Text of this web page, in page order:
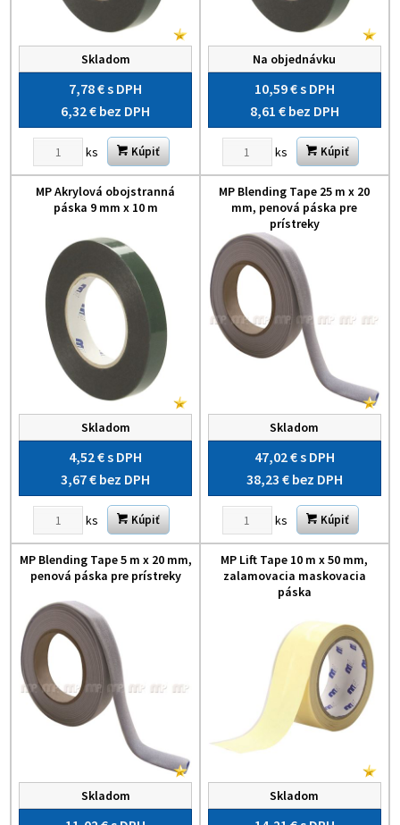
Skladom
7,78 €s DPH
6,32 € bez DPH
ks Kúpiť
Na objednávku
10,59 €s DPH
8,61 € bez DPH
ks Kúpiť
MP Akrylová obojstranná
páska 9 mm x 10 m
Skladom
4,52 €s DPH
3,67 € bez DPH
ks Kúpiť
MP Blending Tape 25 m x 20
mm, penová páska pre
prístreky
Skladom
47,02 €s DPH
38,23 € bez DPH
ks Kúpiť
MP Blending Tape 5 m x 20 mm,
penová páska pre prístreky
Skladom
MP Lift Tape 10 m x 50 mm,
zalamovacia maskovacia
páska
Skladom